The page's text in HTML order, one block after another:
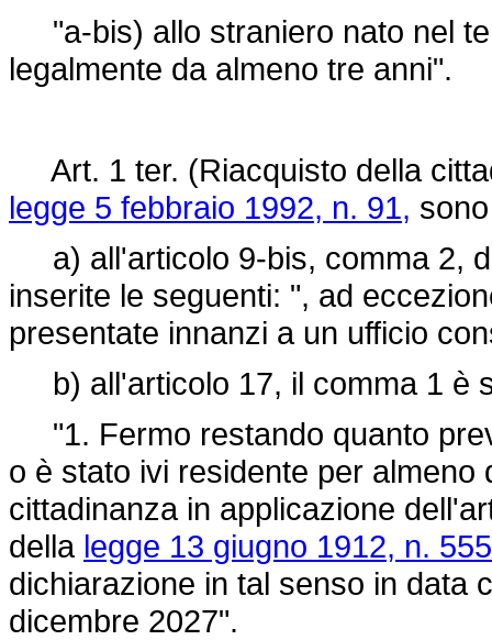
"a-bis) allo straniero nato nel
legalmente da almeno tre anni".
Art. 1 ter. (Riacquisto della
legge 5 febbraio 1992, n. 91,
a) all'articolo 9-bis, comma 2,
inserite le seguenti: ", ad
presentate innanzi a un ufficio
b) all'articolo 17, il comma 1 è
"1. Fermo restando quanto
o è stato ivi residente per
cittadinanza in applicazione
della legge 13 giugno 1912, n.
dichiarazione in tal senso in data
dicembre 2027".